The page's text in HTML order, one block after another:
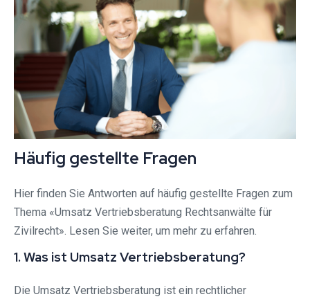
Häufig gestellte Fragen
Hier finden Sie Antworten auf häufig gestellte Fragen zum
Thema «Umsatz Vertriebsberatung Rechtsanwälte für
Zivilrecht». Lesen Sie weiter, um mehr zu erfahren.
1. Was ist Umsatz Vertriebsberatung?
Die Umsatz Vertriebsberatung ist ein rechtlicher